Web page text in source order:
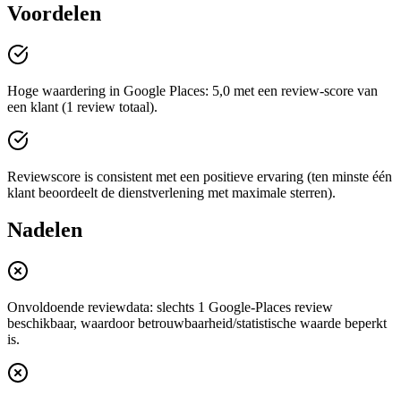
Voordelen
Hoge waardering in Google Places: 5,0 met een review-score van
een klant (1 review totaal).
Reviewscore is consistent met een positieve ervaring (ten minste één
klant beoordeelt de dienstverlening met maximale sterren).
Nadelen
Onvoldoende reviewdata: slechts 1 Google-Places review
beschikbaar, waardoor betrouwbaarheid/statistische waarde beperkt
is.